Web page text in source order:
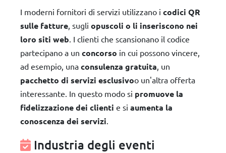
Industria degli eventi
I moderni fornitori di servizi utilizzano i codici QR
sulle fatture , sugli opuscoli o li inseriscono nei
loro siti web . I clienti che scansionano il codice
partecipano a un concorso in cui possono vincere,
ad esempio, una consulenza gratuita , un
pacchetto di servizi esclusivoo un'altra offerta
interessante. In questo modo si promuove la
fidelizzazione dei clienti e si aumenta la
conoscenza dei servizi